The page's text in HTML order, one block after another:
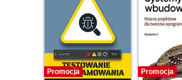
Promocja Promocja